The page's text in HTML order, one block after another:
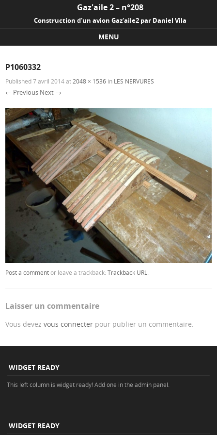
Gaz'aile 2 – n°208
Construction d'un avion Gaz'aile2 par Daniel Vila
MENU
P1060332
Published7 avril 2014at 2048 × 1536 in LES NERVURES
← Previous Next →
Post a commentor leave a trackback:Trackback URL
Laisser un commentaire
Vous devezvous connecter pour publier un commentaire.
WIDGET READY
This left column is widget ready! Add one in the admin panel.
WIDGET READY